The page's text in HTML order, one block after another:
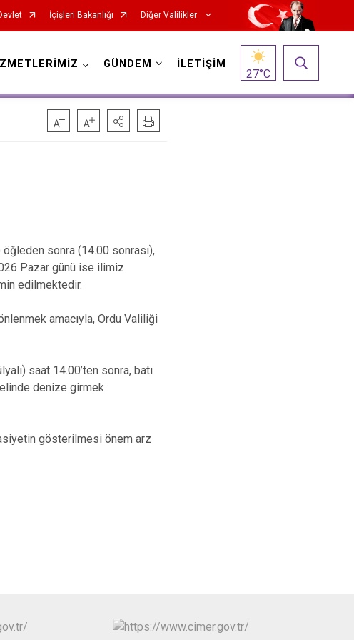
İçişleri Bakanlığı Diğer Valilikler
GÜNDEM İLETİŞİM
27°C
sonra (14.00 sonrası),
Pazar günü ise ilimiz
edilmektedir.
amacıyla, Ordu Valiliği
saat 14.00’ten sonra, batı
denize girmek
gösterilmesi önem arz